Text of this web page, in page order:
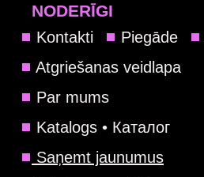
NODERĪGI
Kontakti Piegāde
Atgriešanas veidlapa
Par mums
Katalogs • Каталог
Saņemt jaunumus